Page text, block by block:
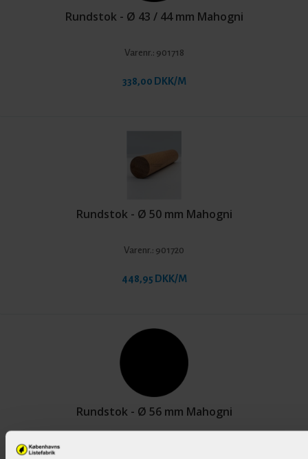
Rundstok - Ø 43 / 44 mm Mahogni
Varenr.: 901718
338,00 DKK/M
Rundstok - Ø 50 mm Mahogni
Varenr.: 901720
448,95 DKK/M
Rundstok - Ø 56 mm Mahogni